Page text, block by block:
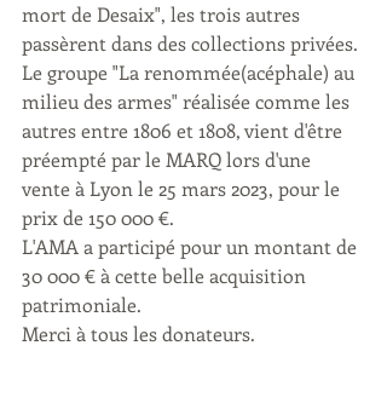
mort de Desaix", les trois autres
passèrent dans des collections privées.
Le groupe "La renommée(acéphale) au
milieu des armes" réalisée comme les
autres entre 1806 et 1808, vient d'être
préempté par le MARQ lors d'une
vente à Lyon le 25 mars 2023, pour le
prix de 150 000 €.
L'AMA a participé pour un montant de
30 000 € à cette belle acquisition
patrimoniale.
Merci à tous les donateurs.